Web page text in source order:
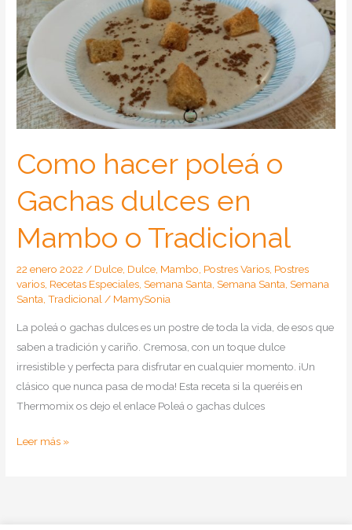
(arroz
con
leche
turco
al
horno)
Como hacer poleá o
Gachas dulces en
Mambo o Tradicional
22 enero 2022 / Dulce Dulce Mambo Postres Varios Postres
varios Recetas Especiales ,Semana Santa ,Semana Santa ,Semana
Santa ,Tradicional / MamySonia
La poleá o gachas dulces es un postre de toda la vida, de esos que
saben a tradición y cariño. Cremosa, con un toque dulce
irresistible y perfecta para disfrutar en cualquier momento. ¡Un
clásico que nunca pasa de moda! Esta receta si la queréis en
Thermomix os dejo el enlace Poleá o gachas dulces
Como
Leer más »